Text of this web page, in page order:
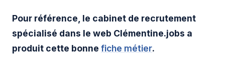
Pour référence, le cabinet de recrutement
spécialisé dans le web Clémentine.jobs a
produit cette bonne fiche métier.